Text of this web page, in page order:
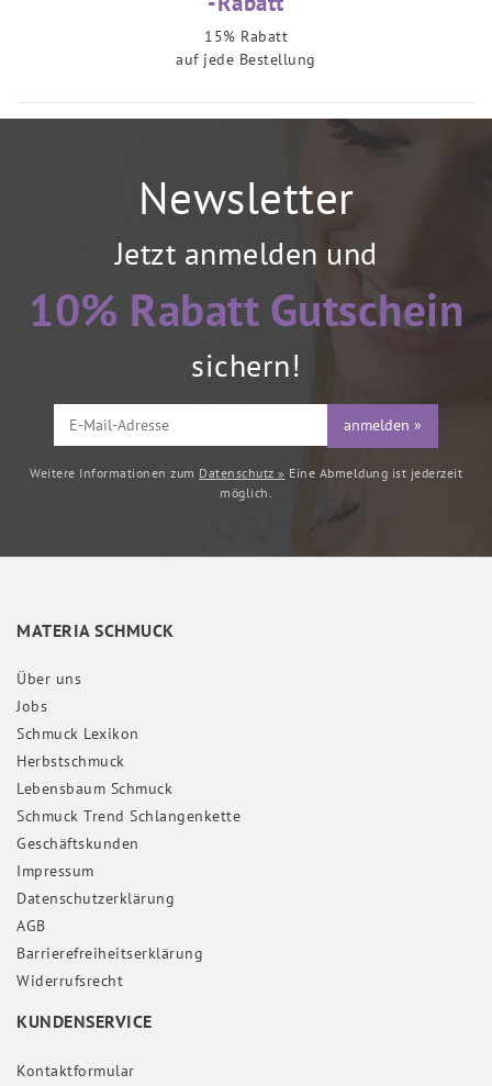
15% Rabatt
auf jede Bestellung
Newsletter
Jetzt anmelden und
10% Rabatt Gutschein
sichern!
anmelden »
Weitere Informationen zum Datenschutz » Eine Abmeldung ist jederzeit
möglich.
MATERIA SCHMUCK
Über uns
Jobs
Schmuck Lexikon
Herbstschmuck
Lebensbaum Schmuck
Schmuck Trend Schlangenkette
Geschäftskunden
Impressum
Daten­schutz­erklärung
AGB
Barrierefreiheitserklärung
Widerrufs­recht
KUNDENSERVICE
Kontaktformular